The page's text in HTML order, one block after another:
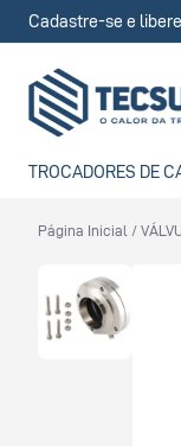
Cadastre-se e
TROCADORES DE
Página Inicial /